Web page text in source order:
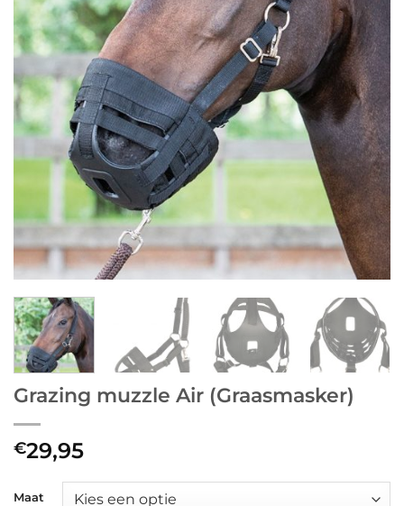
Grazing muzzle Air (Graasmasker)
€29,95
Maat